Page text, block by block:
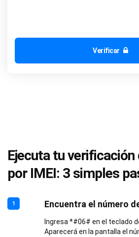
Verificar
Ejecuta tu
por IMEI: 3 simples
1 Encuentra el número
Ingresa *#06# en el teclado
Aparecerá en la pantalla el